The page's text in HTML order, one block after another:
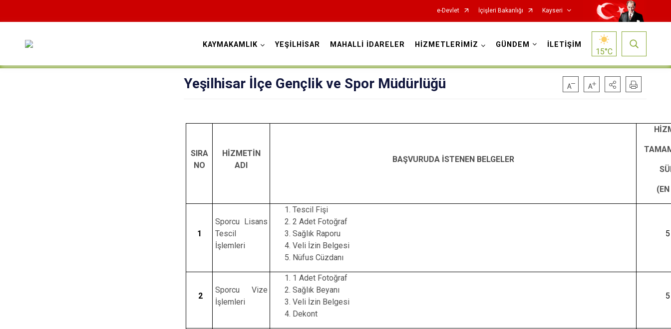
e-Devlet İçişleri Bakanlığı Kayseri
Bünyan
KAYMAKAMLIK YEŞİLHİSAR MAHALLİ İDARELER HİZMETLERİMİZ GÜNDEM İLETİŞİM
15°C
Yeşilhisar İlçe Gençlik ve Spor Müdürlüğü
SIRA
NO
HİZMETİN
ADI
BAŞVURUDA İSTENEN BELGELER
1
Sporcu Lisans
Tescil
İşlemleri
Tescil Fişi
2 Adet Fotoğraf
Sağlık Raporu
Veli İzin Belgesi
Nüfus Cüzdanı
2
Sporcu Vize
İşlemleri
1 Adet Fotoğraf
Sağlık Beyanı
Veli İzin Belgesi
Dekont